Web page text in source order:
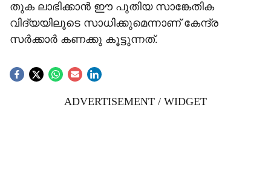
തുക ലാഭിക്കാൻ ഈ പുതിയ സാങ്കേതിക
വിദ്യയിലൂടെ സാധിക്കുമെന്നാണ് കേന്ദ്ര
സർക്കാർ കണക്കു കൂട്ടുന്നത്.
ADVERTISEMENT / WIDGET